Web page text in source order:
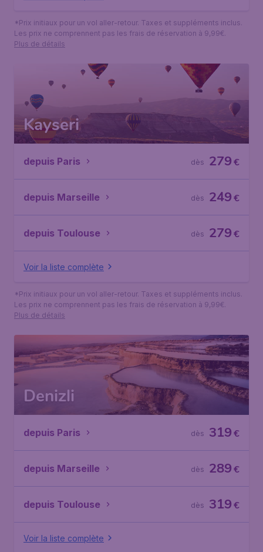
*Prix initiaux pour un vol aller-retour. Taxes et suppléments inclus.
Les prix ne comprennent pas les frais de réservation à 9,99€.
Plus de détails
Kayseri
depuis Paris €
279
dès
depuis Marseille €
249
dès
depuis Toulouse €
279
dès
Voir la liste complète
*Prix initiaux pour un vol aller-retour. Taxes et suppléments inclus.
Les prix ne comprennent pas les frais de réservation à 9,99€.
Plus de détails
Denizli
depuis Paris €
319
dès
depuis Marseille €
289
dès
depuis Toulouse €
319
dès
Voir la liste complète